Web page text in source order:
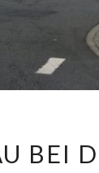
RÜCKBAU
BEI